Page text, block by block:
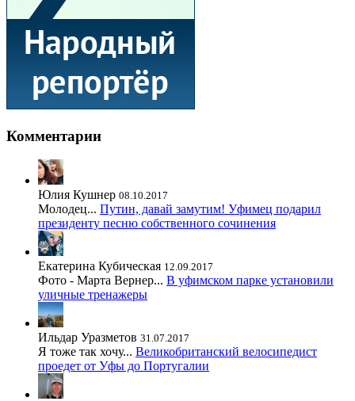
Комментарии
Юлия Кушнер 08.10.2017
Молодец... Путин, давай замутим! Уфимец подарил
президенту песню собственного сочинения
Екатерина Кубическая 12.09.2017
Фото - Марта Вернер... В уфимском парке установили
уличные тренажеры
Ильдар Уразметов 31.07.2017
Я тоже так хочу... Великобританский велосипедист
проедет от Уфы до Португалии